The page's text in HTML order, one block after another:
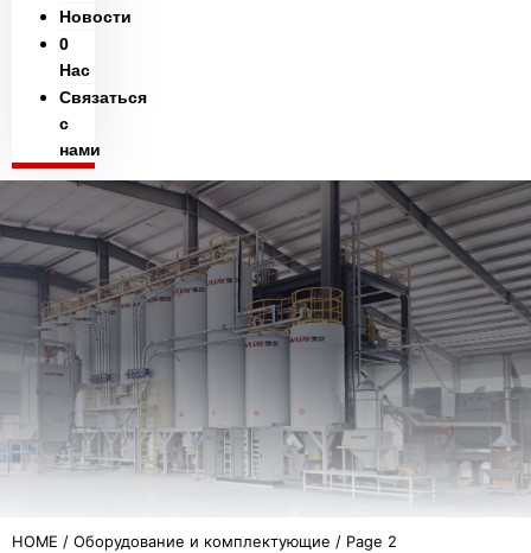
Новости
0
Hac
Связаться
с
нами
HOME / Оборудование и комплектующие / Page 2